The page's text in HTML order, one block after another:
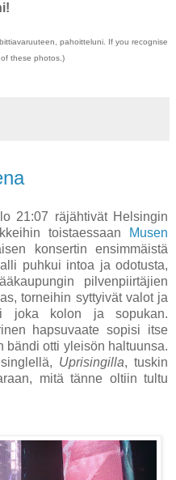
pahoitteluni. If you recognise
these photos.)
21:07 räjähtivät Helsingin
toistaessaan
Musen
konsertin ensimmäistä
puhkui intoa ja odotusta,
pilvenpiirtäjien
torneihin syttyivät valot ja
joka kolon ja sopukan.
hapsuvaate sopisi itse
bändi otti yleisön haltuunsa.
Uprisingilla, tuskin
mitä tänne oltiin tultu